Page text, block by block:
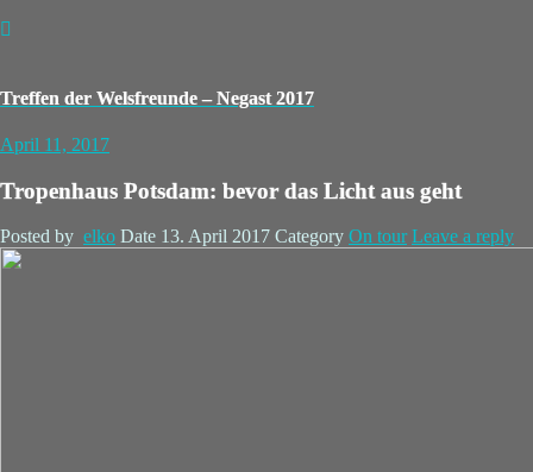
Treffen der Welsfreunde – Negast 2017
April 11, 2017
Tropenhaus Potsdam: bevor das Licht aus geht
Posted by elko Date 13. April 2017 Category On tour Leave a reply